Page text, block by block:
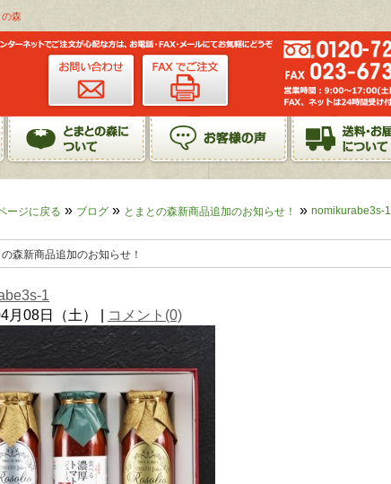
の森
ージに戻る » ブログ » とまとの森新商品追加のお知らせ！ » nomikurabe3s-1
の森新商品追加のお知らせ！
1
月08日（土） |
コメント(0)